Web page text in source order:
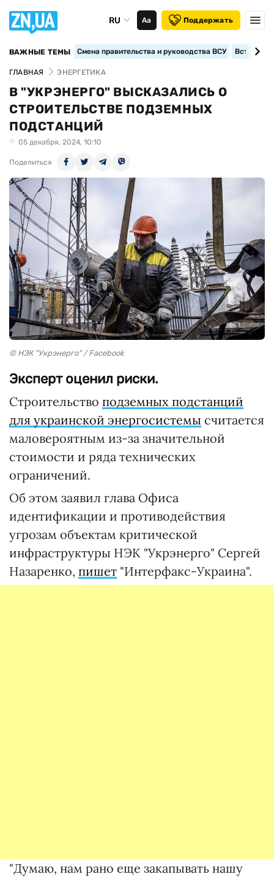
RU Аа Поддержать
ВАЖНЫЕ ТЕМЫ Смена правительства и руководства ВСУ
ГЛАВНАЯ ЭНЕРГЕТИКА
В "УКРЭНЕРГО" ВЫСКАЗАЛИСЬ О
СТРОИТЕЛЬСТВЕ ПОДЗЕМНЫХ
ПОДСТАНЦИЙ
05 декабря, 2024, 10:10
Поделиться
© НЭК "Укрэнерго" / Facebook
Эксперт оценил риски.
Строительство подземных подстанций
для украинской энергосистемы считается
маловероятным из-за значительной
стоимости и ряда технических
ограничений.
Об этом заявил глава Офиса
идентификации и противодействия
угрозам объектам критической
инфраструктуры НЭК "Укрэнерго" Сергей
Назаренко, пишет "Интерфакс-Украина".
"Думаю, нам рано еще закапывать нашу